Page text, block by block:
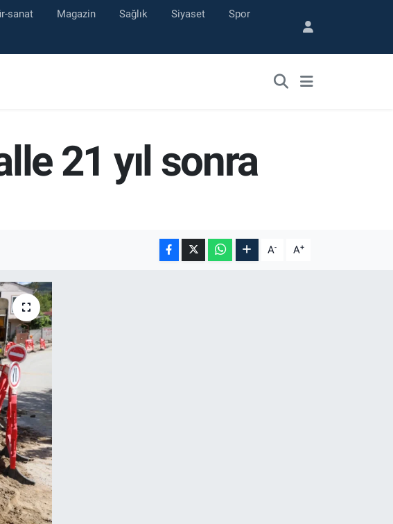
sanat Magazin Sağlık Siyaset Spor
21 yıl sonra
A- A+